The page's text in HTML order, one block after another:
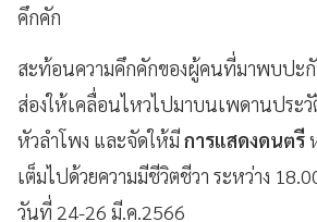
คึกคัก
สะท้อนความคึกคักของผู้คนที่มาพบปะ
ส่องให้เคลื่อนไหวไปมาบนเพดานประวั
หัวลำโพง และจัดให้มีการแสดงดนตรี
เต็มไปด้วยความมีชีวิตชีวา ระหว่าง
วันที่ 24-26 มี.ค.2566